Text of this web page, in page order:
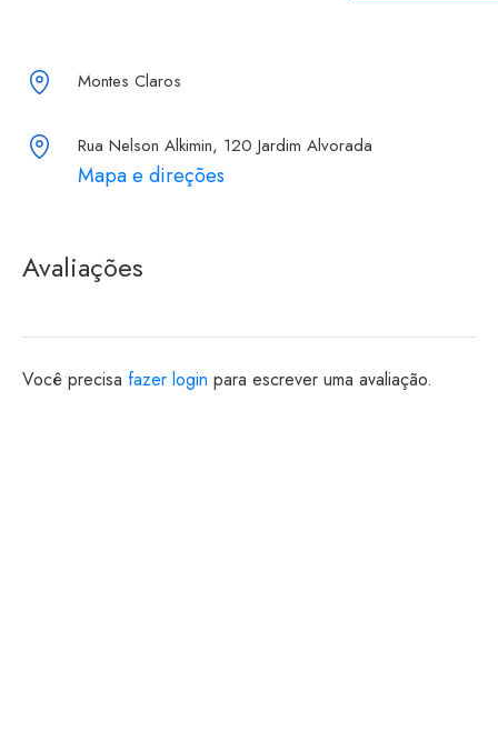
Montes Claros
Rua Nelson Alkimin, 120 Jardim Alvorada
Mapa e direções
Avaliações
Você precisa fazer login para escrever uma avaliação.